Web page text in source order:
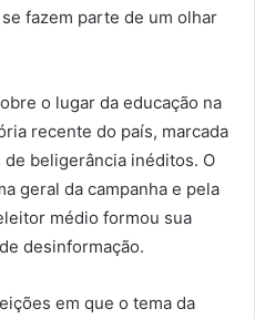
fazem parte de um olhar
o lugar da educação na
recente do país, marcada
beligerância inéditos. O
geral da campanha e pela
médio formou sua
desinformação.
em que o tema da